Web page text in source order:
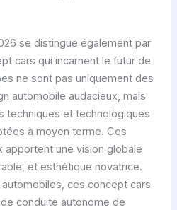
se distingue également par
cars qui incarnent le futur de
ne sont pas uniquement des
automobile audacieux, mais
techniques et technologiques
à moyen terme. Ces
apportent une vision globale
et esthétique novatrice.
ces concept cars
conduite autonome de